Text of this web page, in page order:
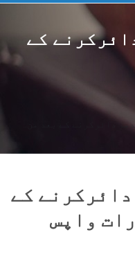
کے
دائرکرنے کے بعد من...
کے
واپس